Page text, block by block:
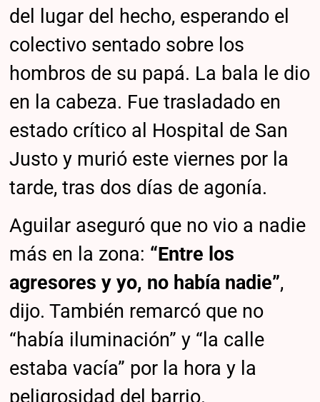
del lugar del hecho, esperando el
colectivo sentado sobre los
hombros de su papá. La bala le dio
en la cabeza. Fue trasladado en
estado crítico al Hospital de San
Justo y murió este viernes por la
tarde, tras dos días de agonía.
Aguilar aseguró que no vio a nadie
más en la zona: “Entre los
agresores y yo, no había nadie”,
dijo. También remarcó que no
“había iluminación” y “la calle
estaba vacía” por la hora y la
peligrosidad del barrio.